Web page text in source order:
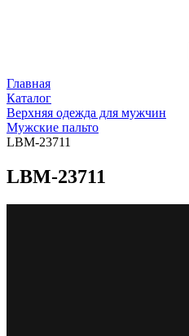
Главная
Каталог
Верхняя одежда для мужчин
Мужские пальто
LBM-23711
LBM-23711